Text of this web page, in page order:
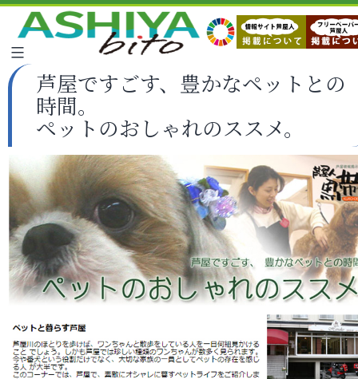
芦屋ですごす、豊かなペットとの
時間。
ペットのおしゃれのススメ。